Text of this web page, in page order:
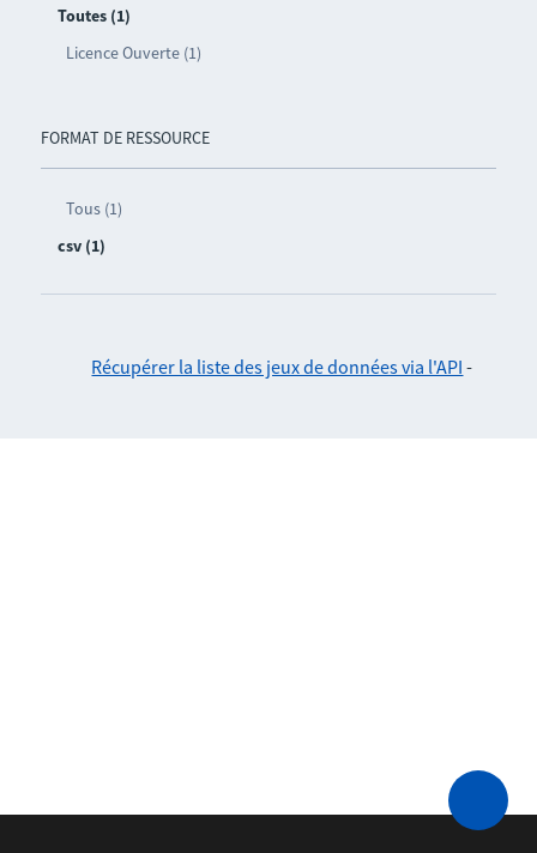
Toutes (1)
Licence Ouverte (1)
FORMAT DE RESSOURCE
Tous (1)
csv (1)
Récupérer la liste des jeux de données via l'API -